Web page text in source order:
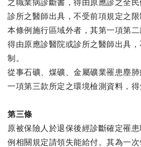
之職業病診斷書，得由原應診之全
診所之醫師出具，不受前項規定之限
本條例施行區域外者，其第一項第二
得由原應診醫院或診所之醫師出具
制。
從事石礦、煤礦、金屬礦業罹患塵
一項第三款所定之環境檢測資料，得
第三條
原被保險人於退保後經診斷確定罹
例相關規定請領失能給付。其為一